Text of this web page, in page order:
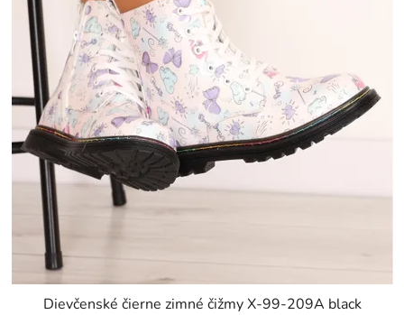
Dievčenské čierne zimné čižmy X-99-209A black